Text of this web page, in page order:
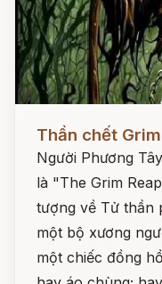
Đọc ngay
Thần chết
Người Phương
là "The Grim
tượng về Tử thần
một bộ xương
một chiếc đồng